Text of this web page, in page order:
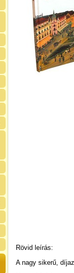
Rövid leírás:
A nagy sikerű,